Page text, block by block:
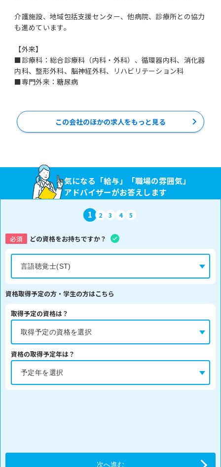
介護施設、地域包括支援センター、他病院、診療所との協力
も進めています。
【外来】
■診療科：総合診療科（内科・外科）、循環器内科、消化器
内科、整形外科、脳神経外科、リハビリテーション科
この会社のほかの求人をもっと見る
気になる「給与」「職場の雰囲気」
アドバイザーがお答えします
1 2 3 4 5
必須 どの資格をお持ちですか？
資格取得予定の方・学生の方はこちら
取得予定の資格は？
資格の取得予定年は？